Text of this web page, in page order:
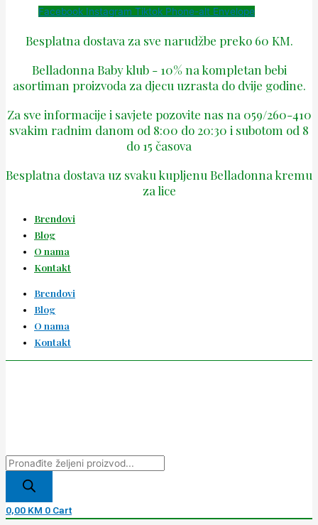
Facebook Instagram Tiktok Phone-alt Envelope
Besplatna dostava za sve narudžbe preko 60 KM.
Belladonna Baby klub - 10% na kompletan bebi
asortiman proizvoda za djecu uzrasta do dvije godine.
Za sve informacije i savjete pozovite nas na 059/260-410
svakim radnim danom od 8:00 do 20:30 i subotom od 8
do 15 časova
Besplatna dostava uz svaku kupljenu Belladonna kremu
za lice
Brendovi
Blog
O nama
Kontakt
Brendovi
Blog
O nama
Kontakt
0,00 KM 0 Cart